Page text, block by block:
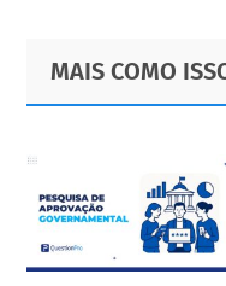
Primary
Sidebar
Footer
MAIS COMO